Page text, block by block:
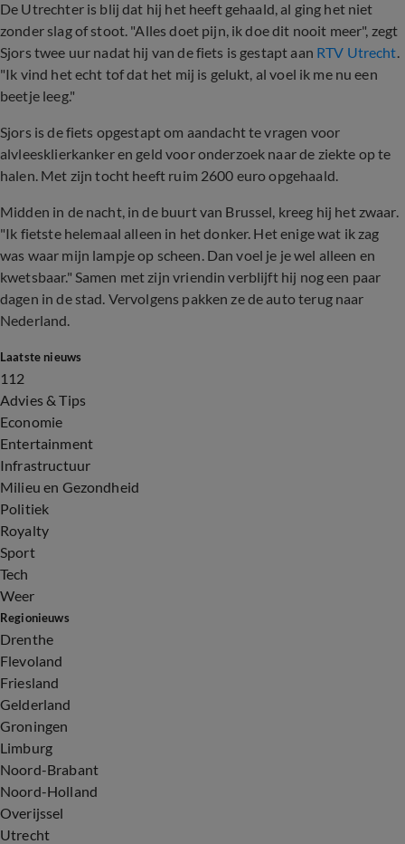
De Utrechter is blij dat hij het heeft gehaald, al ging het niet
zonder slag of stoot. "Alles doet pijn, ik doe dit nooit meer", zegt
Sjors twee uur nadat hij van de fiets is gestapt aan RTV Utrecht.
"Ik vind het echt tof dat het mij is gelukt, al voel ik me nu een
beetje leeg."
Sjors is de fiets opgestapt om aandacht te vragen voor
alvleesklierkanker en geld voor onderzoek naar de ziekte op te
halen. Met zijn tocht heeft ruim 2600 euro opgehaald.
Midden in de nacht, in de buurt van Brussel, kreeg hij het zwaar.
"Ik fietste helemaal alleen in het donker. Het enige wat ik zag
was waar mijn lampje op scheen. Dan voel je je wel alleen en
kwetsbaar." Samen met zijn vriendin verblijft hij nog een paar
dagen in de stad. Vervolgens pakken ze de auto terug naar
Nederland.
Laatste nieuws
112
Advies & Tips
Economie
Entertainment
Infrastructuur
Milieu en Gezondheid
Politiek
Royalty
Sport
Tech
Weer
Regionieuws
Drenthe
Flevoland
Friesland
Gelderland
Groningen
Limburg
Noord-Brabant
Noord-Holland
Overijssel
Utrecht